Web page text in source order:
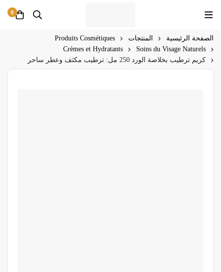
0
الصفحة الرئيسية المنتجات
Produits Cosmétiques
Soins du Visage Naturels
Crèmes et Hydratants
كريم ترطيب بخلاصة الورد 250 مل: ترطيب مكثف وعطر ساحر